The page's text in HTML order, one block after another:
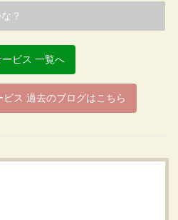
？
ビス 一覧へ
ス 過去のブログはこちら